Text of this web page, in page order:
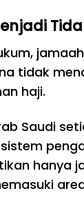
tidak
haji.
Saudi
hanya